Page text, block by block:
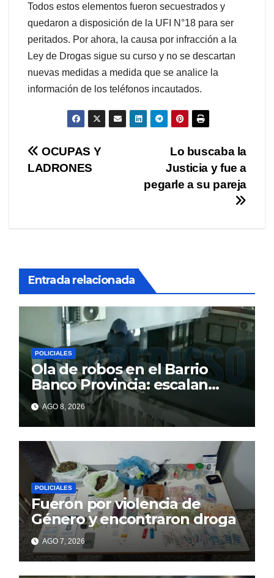
Todos estos elementos fueron secuestrados y
quedaron a disposición de la UFI N°18 para ser
peritados. Por ahora, la causa por infracción a la
Ley de Drogas sigue su curso y no se descartan
nuevas medidas a medida que se analice la
información de los teléfonos incautados.
Navegación
Lo buscaba la
Justicia y fue a
pegarle a su pareja
OCUPAS Y
LADRONES
Entrada relacionada
POLICIALES
Ola de robos en el Barrio
Banco Provincia: escalan
paredes en la noche y nadie
responde
AGO 8, 2026
POLICIALES
Fueron por violencia de
Género y encontraron droga
AGO 7, 2026